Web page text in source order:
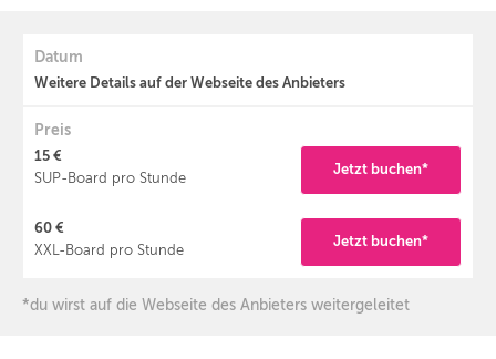
Datum
Weitere Details auf der Webseite des Anbieters
Preis
15 €
SUP-Board pro Stunde
Jetzt buchen*
60 €
XXL-Board pro Stunde
Jetzt buchen*
*du wirst auf die Webseite des Anbieters weitergeleitet